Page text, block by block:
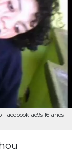
ao9s 16 anos